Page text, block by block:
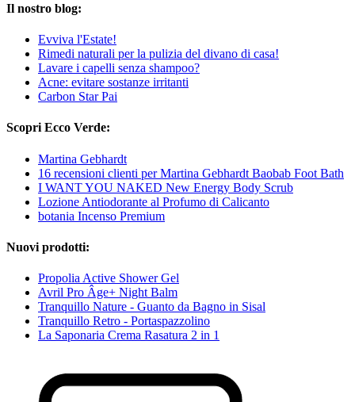
Il nostro blog:
Evviva l'Estate!
Rimedi naturali per la pulizia del divano di casa!
Lavare i capelli senza shampoo?
Acne: evitare sostanze irritanti
Carbon Star Pai
Scopri Ecco Verde:
Martina Gebhardt
16 recensioni clienti per Martina Gebhardt Baobab Foot Bath
I WANT YOU NAKED New Energy Body Scrub
Lozione Antiodorante al Profumo di Calicanto
botania Incenso Premium
Nuovi prodotti:
Propolia Active Shower Gel
Avril Pro Âge+ Night Balm
Tranquillo Nature - Guanto da Bagno in Sisal
Tranquillo Retro - Portaspazzolino
La Saponaria Crema Rasatura 2 in 1